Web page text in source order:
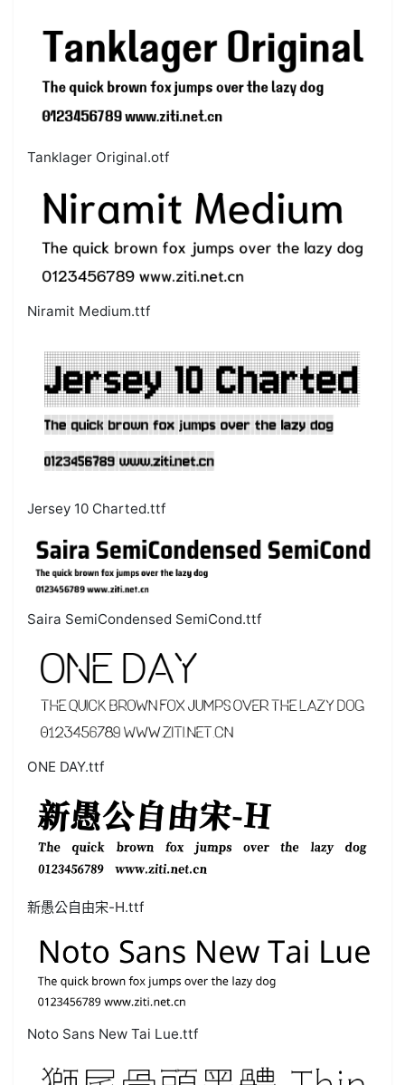
Tanklager Original.otf
Niramit Medium.ttf
Jersey 10 Charted.ttf
Saira SemiCondensed SemiCond.ttf
ONE DAY.ttf
新愚公自由宋-H.ttf
Noto Sans New Tai Lue.ttf